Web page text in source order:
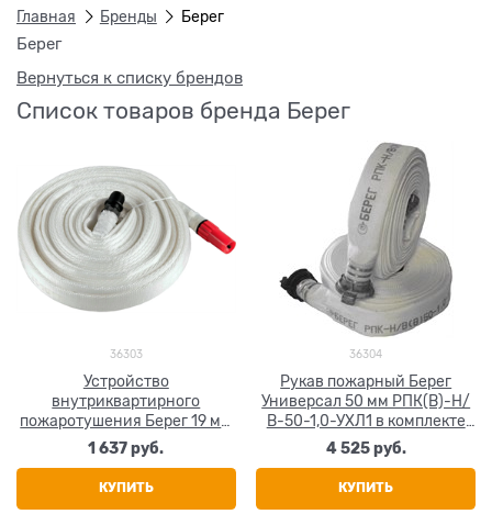
Главная Бренды
Берег
Берег
Вернуться к списку брендов
Список товаров бренда Берег
36303
Устройство
внутриквартирного
пожаротушения Берег 19 мм
УВП 15+-0,5 м
1 637 руб.
КУПИТЬ
36304
Рукав пожарный Берег
Универсал 50 мм РПК(В)-Н/
В-50-1,0-УХЛ1 в комплекте
головки ГР-50А 20+-1 м
4 525 руб.
КУПИТЬ